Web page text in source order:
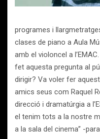
programes i
clases de piano a Aula
amb el violoncel a
fet aquesta pregunta al
dirigir? Va voler fer
amics seus com Raquel
direcció i dramatúrgia a
el tenim tots a la nostre
a la sala del cinema” -